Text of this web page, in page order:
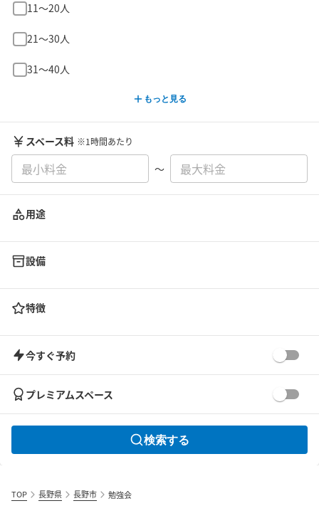
11〜20人
21〜30人
31〜40人
もっと見る
スペース料 ※1時間あたり
〜
用途
設備
特徴
今すぐ予約
プレミアムスペース
検索する
TOP 長野県 長野市 勉強会